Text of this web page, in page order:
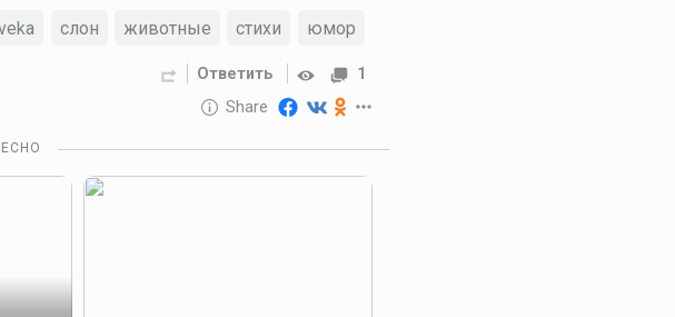
слон животные стихи юмор
Ответить 1
Share
Reward
10 GOLOS